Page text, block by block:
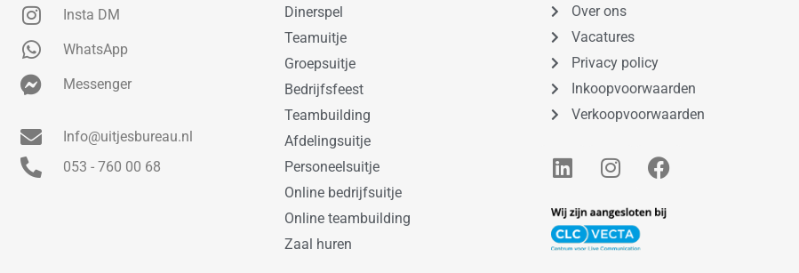
Insta DM
WhatsApp
Messenger
Info@uitjesbureau.nl
053 - 760 00 68
Dinerspel
Teamuitje
Groepsuitje
Bedrijfsfeest
Teambuilding
Afdelingsuitje
Personeelsuitje
Online bedrijfsuitje
Online teambuilding
Zaal huren
Over ons
Vacatures
Privacy policy
Inkoopvoorwaarden
Verkoopvoorwaarden
L
i
k
e
I
n
t
a
F
a
e